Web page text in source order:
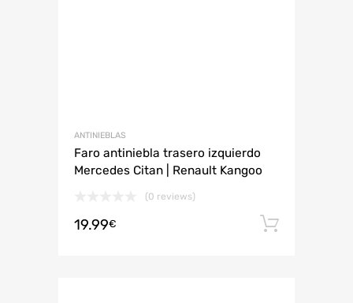
ANTINIEBLAS
Faro antiniebla trasero izquierdo
Mercedes Citan | Renault Kangoo
(0 reviews)
19.99€